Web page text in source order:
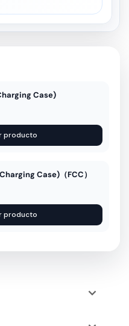
Case)
producto
Case)（FCC）
producto